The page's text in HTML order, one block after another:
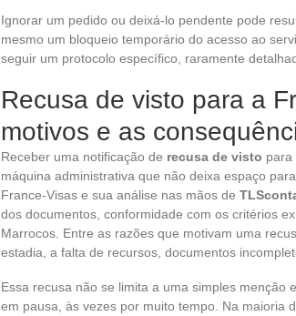
Ignorar um pedido ou deixá-lo pendente pode
mesmo um bloqueio temporário do acesso ao
seguir um protocolo específico, raramente
Recusa de visto para a
motivos e as
Receber uma notificação de recusa de visto para
máquina administrativa que não deixa espaço
France-Visas e sua análise nas mãos de
dos documentos, conformidade com os critérios
Marrocos. Entre as razões que motivam uma
estadia, a falta de recursos, documentos
Essa recusa não se limita a uma simples menção
em pausa, às vezes por muito tempo. Na maioria